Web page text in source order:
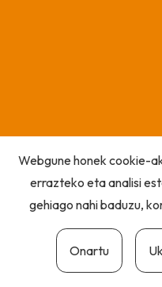
Webgune honek cookie-
errazteko eta analisi
gehiago nahi baduzu,
Onartu